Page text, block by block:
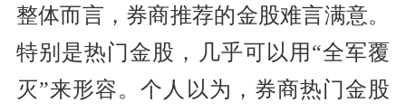
整体而言，券商推荐的金股难言满意。
特别是热门金股，几乎可以用“全军覆
灭”来形容。个人以为，券商热门金股